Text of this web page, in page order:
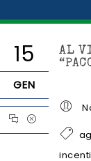
15
GEN
AL